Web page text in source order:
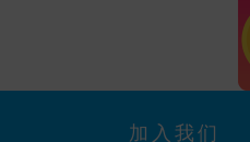
加入我们